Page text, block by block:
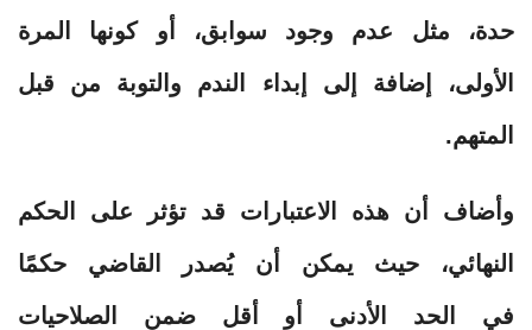
حدة، مثل عدم وجود سوابق، أو كونها المرة
الأولى، إضافة إلى إبداء الندم والتوبة من قبل
المتهم.
وأضاف أن هذه الاعتبارات قد تؤثر على الحكم
النهائي، حيث يمكن أن يُصدر القاضي حكمًا
في الحد الأدنى أو أقل ضمن الصلاحيات